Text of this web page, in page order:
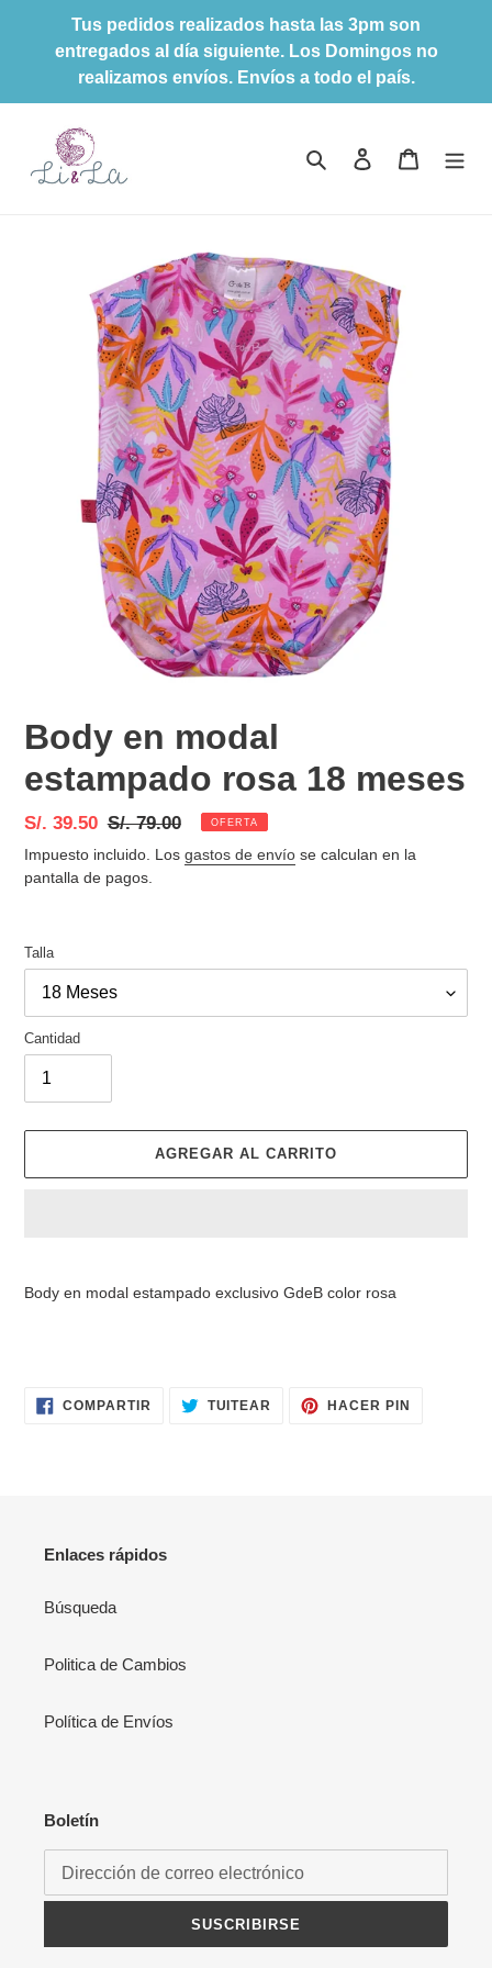
directamente
Tus pedidos realizados hasta las 3pm son
entregados al día siguiente. Los Domingos no
realizamos envíos. Envíos a todo el país.
Buscar Ingresar Carrito
Body en modal
estampado rosa 18 meses
Precio
de
venta
S/. 39.50 Precio
habitual
S/. 79.00 OFERTA
Impuesto incluido. Los gastos de envío se calculan en la
pantalla de pagos.
Talla
Cantidad
AGREGAR AL CARRITO
producto
de
compra
Body en modal estampado exclusivo GdeB color rosa
COMPARTIR COMPARTIRTUITEAR TUITEARHACER PIN
Enlaces rápidos
Búsqueda
Politica de Cambios
Política de Envíos
Boletín
SUSCRIBIRSE